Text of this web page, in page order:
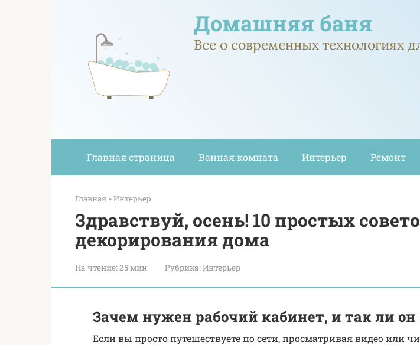
Домашняя баня
Все о современных технологиях
Главная страница Ванная комната Интерьер Ремонт
Главная »Интерьер
Здравствуй, осень! 10 простых
декорирования дома
На чтение:25 мин Рубрика:Интерьер
Зачем нужен рабочий кабинет, и так ли
Если вы просто путешествуете по сети, просматривая видео или